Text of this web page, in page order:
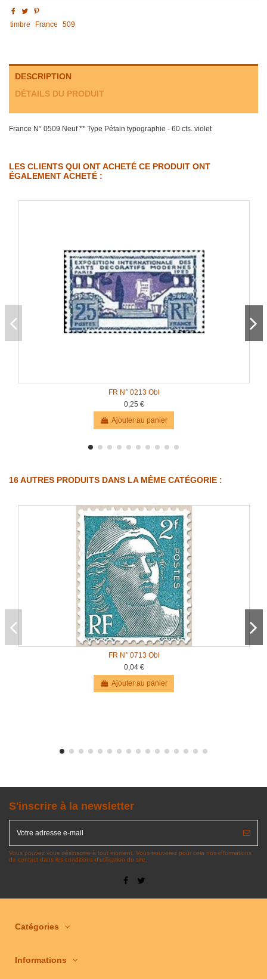
timbre France 509
DESCRIPTION
DÉTAILS DU PRODUIT
France N° 0509 Neuf ** Type Pétain typographie - 60 cts. violet
LES CLIENTS QUI ONT ACHETÉ CE PRODUIT ONT
ÉGALEMENT ACHETÉ :
FR N° 0213 Obl
0,25 €
Ajouter au panier
16 AUTRES PRODUITS DANS LA MÊME CATÉGORIE :
FR N° 0713 Obl
0,04 €
Ajouter au panier
S'inscrire à la newsletter
Vous pouvez vous désinscrire à tout moment. Vous trouverez pour cela nos informations
de contact dans les conditions d'utilisation du site.
Catégories
Informations